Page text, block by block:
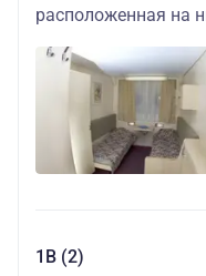
расположенная на
1В (2)